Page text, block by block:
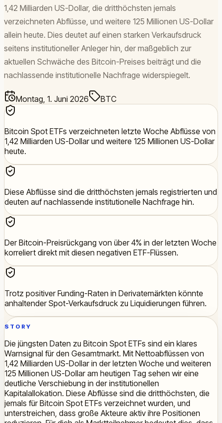
1,42 Milliarden US-Dollar, die dritthöchsten jemals
verzeichneten Abflüsse, und weitere 125 Millionen US-Dollar
allein heute. Dies deutet auf einen starken Verkaufsdruck
seitens institutioneller Anleger hin, der maßgeblich zur
aktuellen Schwäche des Bitcoin-Preises beiträgt und die
nachlassende institutionelle Nachfrage widerspiegelt.
Montag, 1. Juni 2026 BTC
Bitcoin Spot ETFs verzeichneten letzte Woche Abflüsse von
1,42 Milliarden US-Dollar und weitere 125 Millionen US-Dollar
heute.
Diese Abflüsse sind die dritthöchsten jemals registrierten und
deuten auf nachlassende institutionelle Nachfrage hin.
Der Bitcoin-Preisrückgang von über 4% in der letzten Woche
korreliert direkt mit diesen negativen ETF-Flüssen.
Trotz positiver Funding-Raten in Derivatemärkten könnte
anhaltender Spot-Verkaufsdruck zu Liquidierungen führen.
STORY
Die jüngsten Daten zu Bitcoin Spot ETFs sind ein klares
Warnsignal für den Gesamtmarkt. Mit Nettoabflüssen von
1,42 Milliarden US-Dollar in der letzten Woche und weiteren
125 Millionen US-Dollar am heutigen Tag sehen wir eine
deutliche Verschiebung in der institutionellen
Kapitalallokation. Diese Abflüsse sind die dritthöchsten, die
jemals für Bitcoin Spot ETFs verzeichnet wurden, und
unterstreichen, dass große Akteure aktiv ihre Positionen